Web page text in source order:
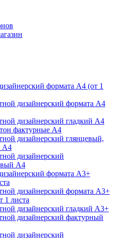
формата А4 (от 1
дизайнерский формата А4
дизайнерский гладкий А4
фактурные А4
дизайнерский глянцевый,
А4
дизайнерский
А4
формата А3+
дизайнерский формата А3+
1 листа
дизайнерский гладкий А3+
дизайнерский фактурный
дизайнерский